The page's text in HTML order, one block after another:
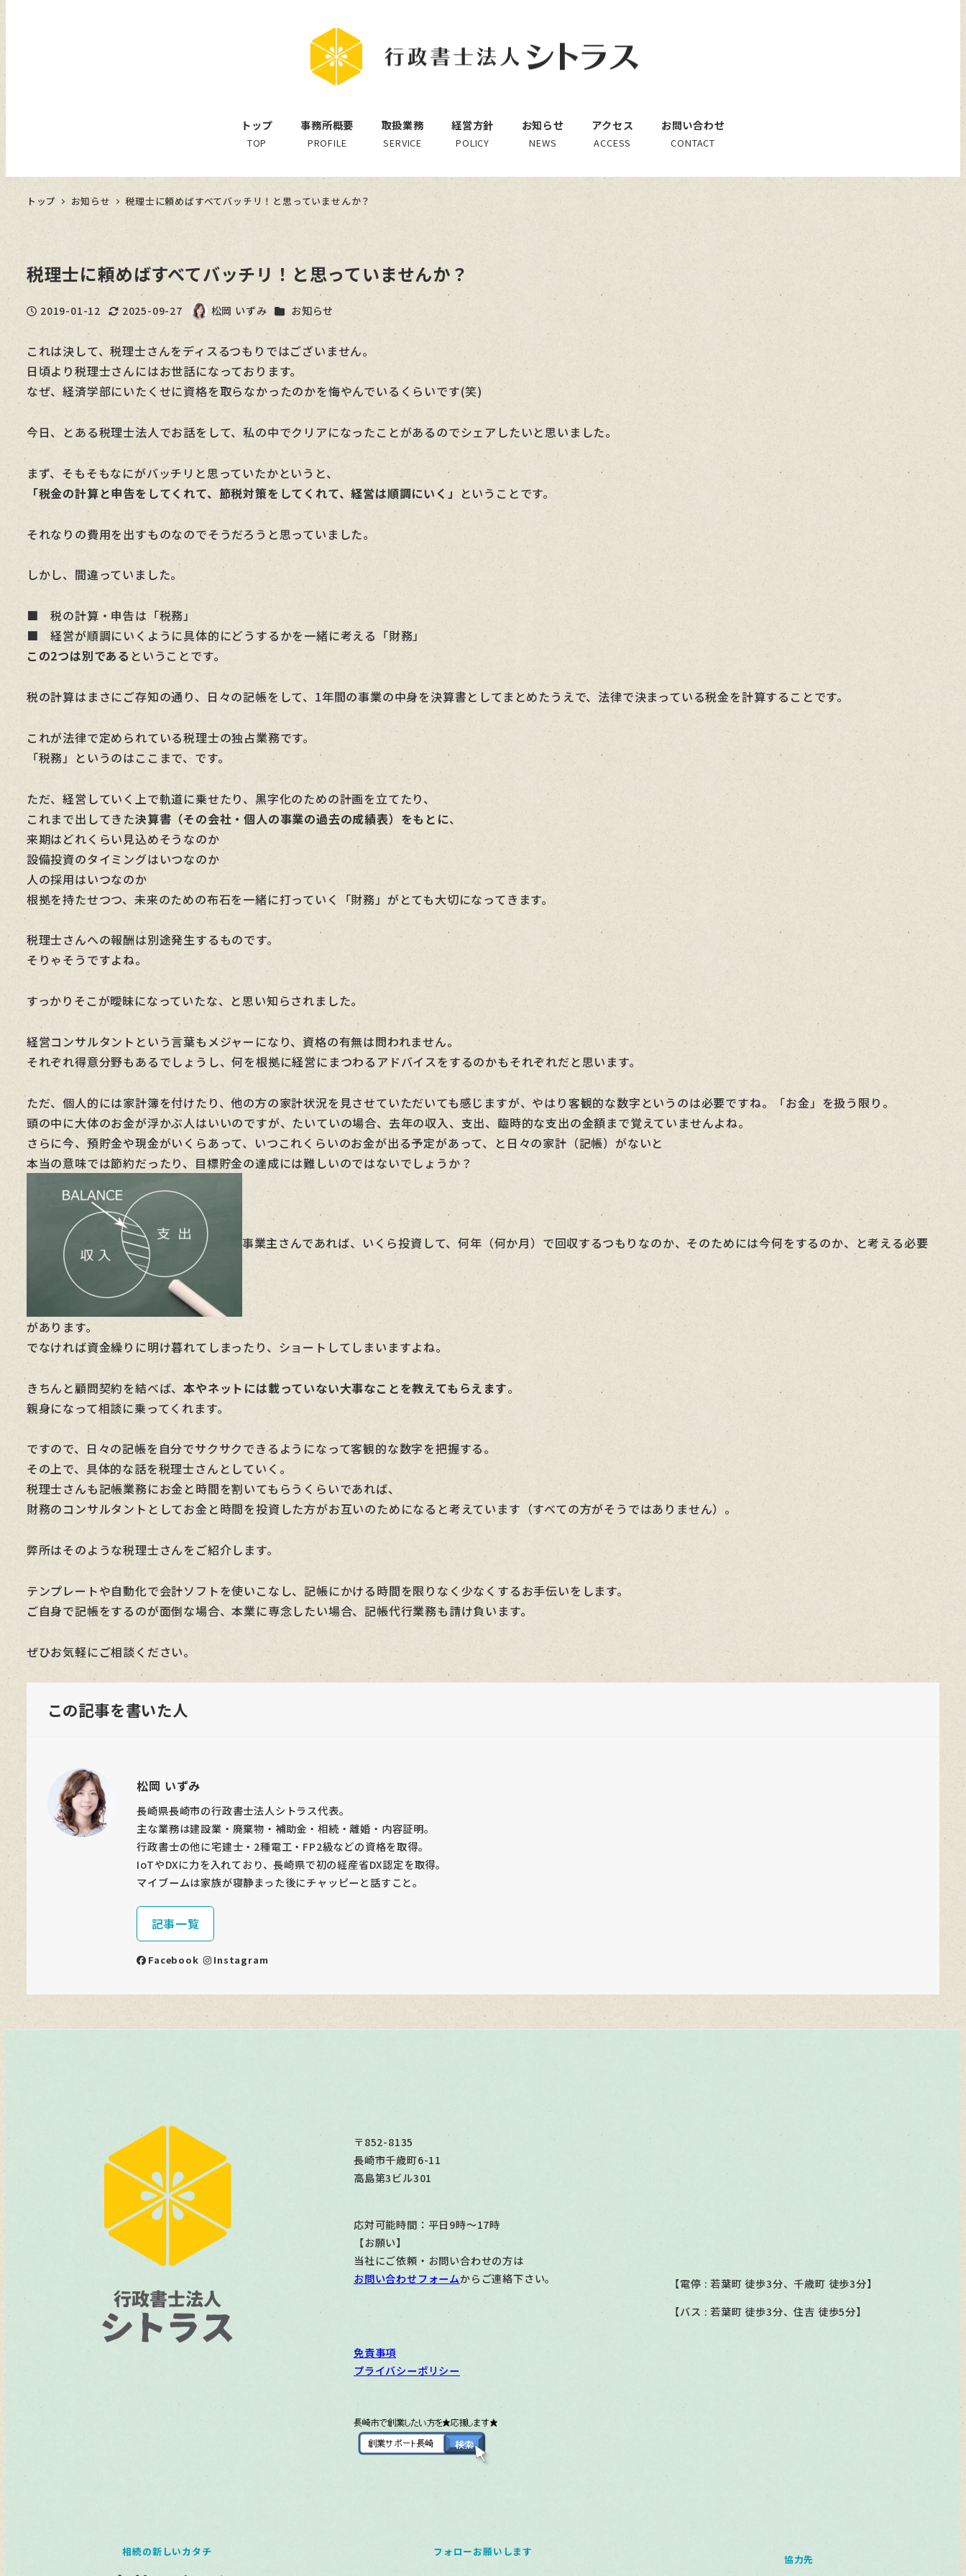
トップ
TOP
事務所概要
PROFILE
取扱業務
SERVICE
経営方針
POLICY
お知らせ
NEWS
アクセス
ACCESS
お問い合わせ
CONTACT
トップ お知らせ 税理士に頼めばすべてバッチリ！と思っていませんか？
税理士に頼めばすべてバッチリ！と思っていませんか？
投稿日
2019-01-12
更新日
2025-09-27
著
者
松岡 いずみ カテゴリー
お知らせ
これは決して、税理士さんをディスるつもりではございません。
日頃より税理士さんにはお世話になっております。
なぜ、経済学部にいたくせに資格を取らなかったのかを悔やんでいるくらいです(笑)
今日、とある税理士法人でお話をして、私の中でクリアになったことがあるのでシェアしたいと思いました。
まず、そもそもなにがバッチリと思っていたかというと、
「税金の計算と申告をしてくれて、節税対策をしてくれて、経営は順調にいく」 ということです。
それなりの費用を出すものなのでそうだろうと思っていました。
しかし、間違っていました。
■ 税の計算・申告は「税務」
■ 経営が順調にいくように具体的にどうするかを一緒に考える「財務」
この2つは別であるということです。
税の計算はまさにご存知の通り、日々の記帳をして、1年間の事業の中身を決算書としてまとめたうえで、法律で決まっている税金を計算することです。
これが法律で定められている税理士の独占業務です。
「税務」というのはここまで、です。
ただ、経営していく上で軌道に乗せたり、黒字化のための計画を立てたり、
これまで出してきた決算書（その会社・個人の事業の過去の成績表）をもとに、
来期はどれくらい見込めそうなのか
設備投資のタイミングはいつなのか
人の採用はいつなのか
根拠を持たせつつ、未来のための布石を一緒に打っていく「財務」がとても大切になってきます。
税理士さんへの報酬は別途発生するものです。
そりゃそうですよね。
すっかりそこが曖昧になっていたな、と思い知らされました。
経営コンサルタントという言葉もメジャーになり、資格の有無は問われません。
それぞれ得意分野もあるでしょうし、何を根拠に経営にまつわるアドバイスをするのかもそれぞれだと思います。
ただ、個人的には家計簿を付けたり、他の方の家計状況を見させていただいても感じますが、やはり客観的な数字というのは必要ですね。「お金」を扱う限り。
頭の中に大体のお金が浮かぶ人はいいのですが、たいていの場合、去年の収入、支出、臨時的な支出の金額まで覚えていませんよね。
さらに今、預貯金や現金がいくらあって、いつこれくらいのお金が出る予定があって、と日々の家計（記帳）がないと
本当の意味では節約だったり、目標貯金の達成には難しいのではないでしょうか？
事業主さんであれば、いくら投資して、何年（何か月）で回収するつもりなのか、そのためには今何をするのか、と考える必要
があります。
でなければ資金繰りに明け暮れてしまったり、ショートしてしまいますよね。
きちんと顧問契約を結べば、本やネットには載っていない大事なことを教えてもらえます。
親身になって相談に乗ってくれます。
ですので、日々の記帳を自分でサクサクできるようになって客観的な数字を把握する。
その上で、具体的な話を税理士さんとしていく。
税理士さんも記帳業務にお金と時間を割いてもらうくらいであれば、
財務のコンサルタントとしてお金と時間を投資した方がお互いのためになると考えています（すべての方がそうではありません）。
弊所はそのような税理士さんをご紹介します。
テンプレートや自動化で会計ソフトを使いこなし、記帳にかける時間を限りなく少なくするお手伝いをします。
ご自身で記帳をするのが面倒な場合、本業に専念したい場合、記帳代行業務も請け負います。
ぜひお気軽にご相談ください。
この記事を書いた人
松岡 いずみ
長崎県長崎市の行政書士法人シトラス代表。
主な業務は建設業・廃棄物・補助金・相続・離婚・内容証明。
行政書士の他に宅建士・2種電工・FP2級などの資格を取得。
IoTやDXに力を入れており、長崎県で初の経産省DX認定を取得。
マイブームは家族が寝静まった後にチャッピーと話すこと。
記事一覧
Facebook Instagram
〒852-8135
長崎市千歳町6-11
高島第3ビル301
応対可能時間：平日9時～17時
【お願い】
当社にご依頼・お問い合わせの方は
お問い合わせフォームからご連絡下さい。
免責事項
プライバシーポリシー
【電停 : 若葉町 徒歩3分、千歳町 徒歩3分】
【バス : 若葉町 徒歩3分、住吉 徒歩5分】
相続の新しいカタチ フォローお願いします
協力先